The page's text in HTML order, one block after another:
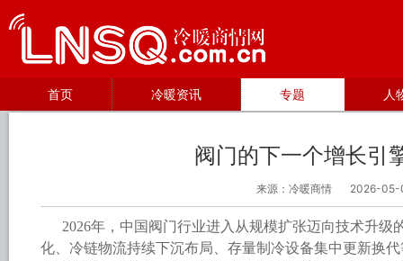
首页 冷暖资讯 专题 人
阀门的下一个增长引
来源：冷暖商情 2026-05-
2026年，中国阀门行业进入从规模扩张迈向技术升级
化、冷链物流持续下沉布局、存量制冷设备集中更新换